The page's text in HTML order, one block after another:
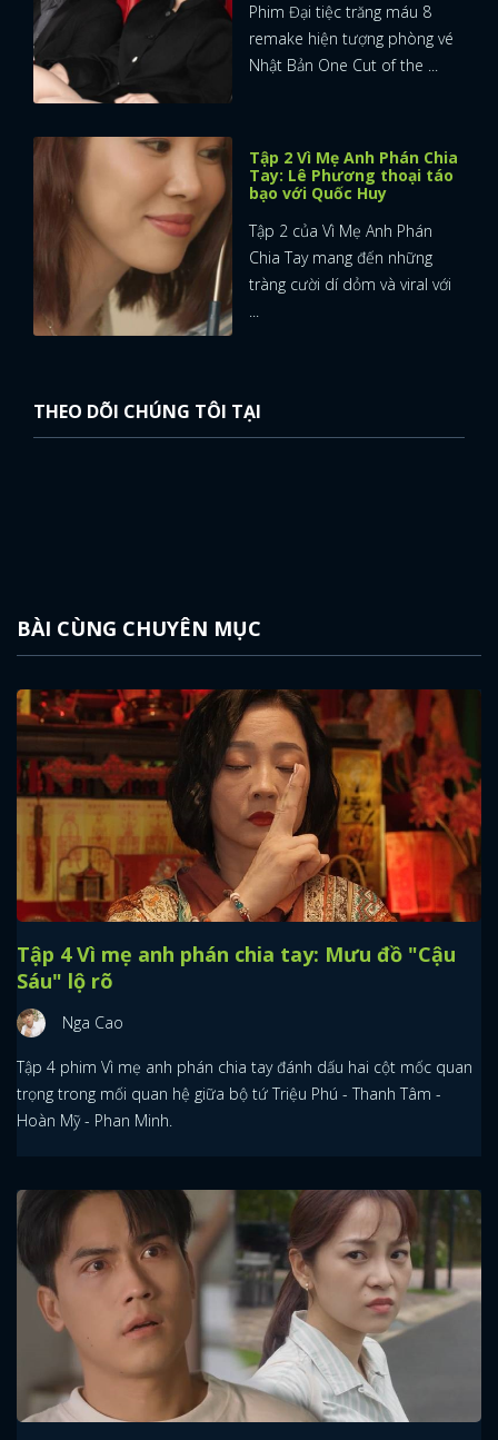
Phim Đại tiệc trăng máu 8
remake hiện tượng phòng vé
Nhật Bản One Cut of the ...
Tập 2 Vì Mẹ Anh Phán Chia
Tay: Lê Phương thoại táo
bạo với Quốc Huy
Tập 2 của Vì Mẹ Anh Phán
Chia Tay mang đến những
tràng cười dí dỏm và viral với
...
THEO DÕI CHÚNG TÔI TẠI
BÀI CÙNG CHUYÊN MỤC
Tập 4 Vì mẹ anh phán chia tay: Mưu đồ "Cậu
Sáu" lộ rõ
Nga Cao
Tập 4 phim Vì mẹ anh phán chia tay đánh dấu hai cột mốc quan
trọng trong mối quan hệ giữa bộ tứ Triệu Phú - Thanh Tâm -
Hoàn Mỹ - Phan Minh.